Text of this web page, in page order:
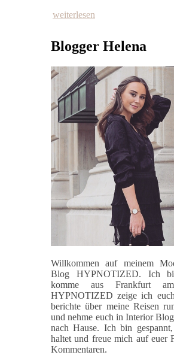
weiterlesen
Blogger Helena
Willkommen auf meinem
Blog HYPNOTIZED. Ich
komme aus Frankfurt
HYPNOTIZED zeige ich
berichte über meine Reisen
und nehme euch in Interior
nach Hause. Ich bin
haltet und freue mich auf euer
Kommentaren.